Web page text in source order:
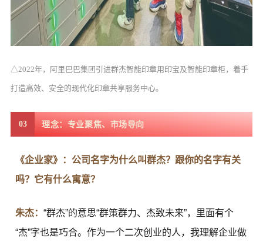
△2022年，阿里巴巴集团引进群杰智能印章用印宝及智能印章柜，着手
打造高效、安全的现代化印章共享服务中心。
03 理念：专业聚焦、市场导向
《企业家》：公司名字为什么叫群杰？跟你的名字有关
吗？它有什么寓意？
朱杰： “群杰”的意思“群策群力、杰致未来”，里面有个
“杰”字也是巧合。作为一个二次创业的人，我理解企业做